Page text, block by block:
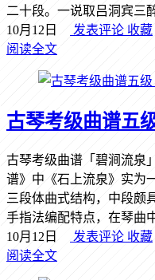
二十段。一说取吕洞宾三
10月12日
发表评论 收藏
阅读全文
古琴考级曲谱五
古琴考级曲谱「碧涧流泉
谱》中《石上流泉》实为
三段体曲式结构，中段颇
手指法编配特点，在琴曲
10月12日
发表评论 收藏
阅读全文